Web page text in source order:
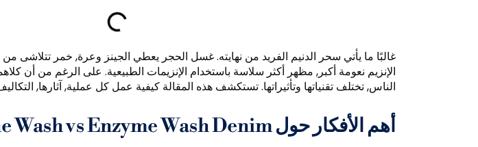
غالبًا ما يأتي سحر الدنيم الفريد من نهايته. غسل الحجر يعطي الجينز وعرة, خمر تتلاشى
الإنزيم نعومة أكبر, مظهر أكثر سلاسة باستخدام الإنزيمات الطبيعية. على الرغم من أن كلاهما
الناس, تختلف تقنياتها وتأثيراتها. تستكشف هذه المقالة كيفية عمل كل عملية, آثارها,
أهم الأفكار حول Stone Wash vs Enzyme Wash Denim